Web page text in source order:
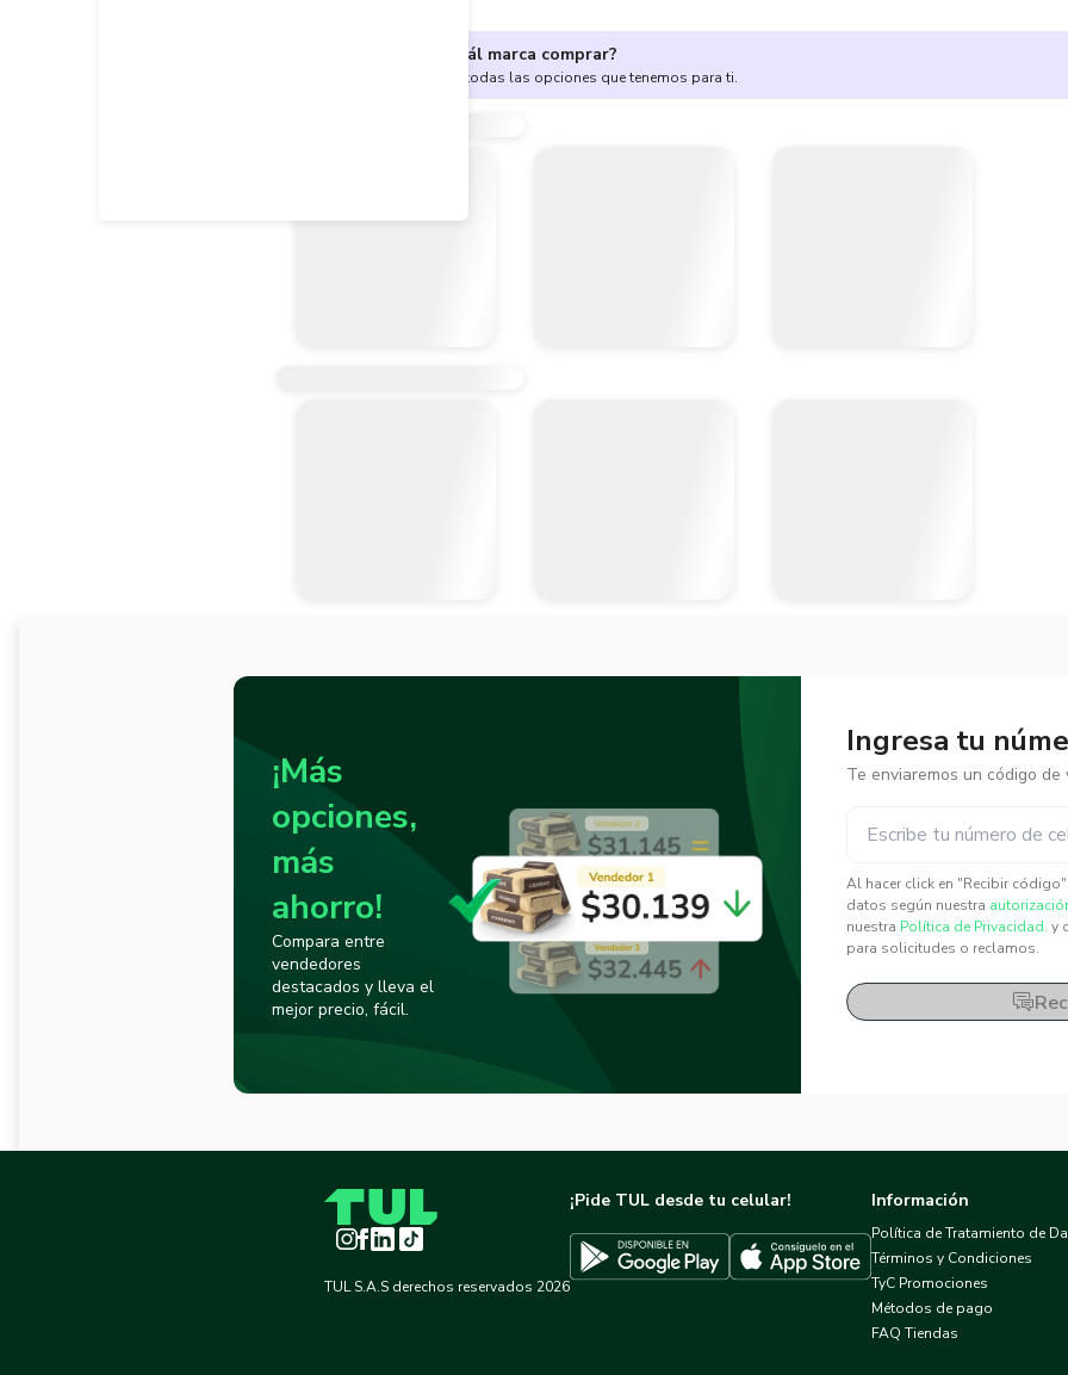
¿No sabes cuál marca comprar?
Encuentra aquí todas las opciones que tenemos para ti.
¡Más
opciones,
más
ahorro!
Compara entre
vendedores
destacados y lleva el
mejor precio, fácil.
Ingresa tu
Te enviaremos un código de
Al hacer click en "Recibir
datos según nuestra
nuestra Política de Privacidad. y
para solicitudes o reclamos.
Instagram
Facebook
LinkedInTikTok
TUL S.A.S derechos reservados 2026
¡Pide TUL desde tu celular!
Descargar TUL en Google PlayDescargar TUL en App Store
Información
Política de Tratamiento de
Términos y Condiciones
TyC Promociones
Métodos de pago
FAQ Tiendas